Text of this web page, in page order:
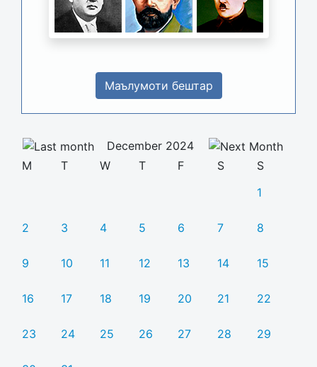
Маълумоти бештар
December 2024
M
T W T F S
S
1
2 3 4 5 6 7 8
9 10 11 12 13 14 15
16 17 18 19 20 21 22
23 24 25 26 27 28 29